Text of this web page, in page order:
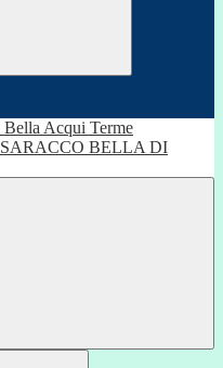
SARACCO BELLA DI